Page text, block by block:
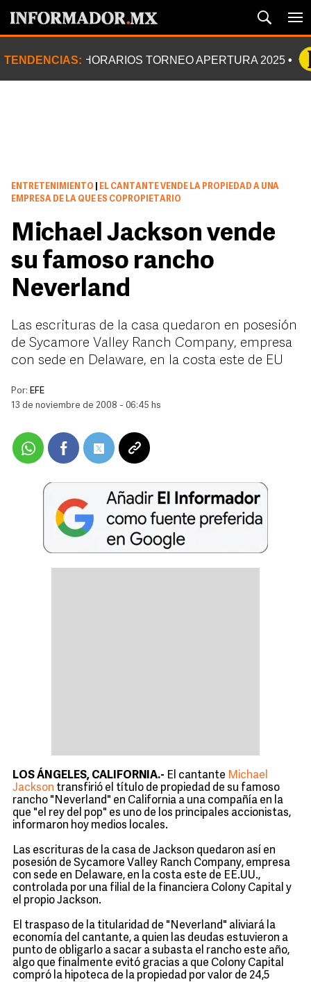
TENDENCIAS: HORARIOS TORNEO APERTURA 2025
ENTRETENIMIENTO
EL CANTANTE VENDE LA PROPIEDAD A UNA
EMPRESA DE LA QUE ES COPROPIETARIO
Michael Jackson vende
su famoso rancho
Neverland
Las escrituras de la casa quedaron en posesión
de Sycamore Valley Ranch Company, empresa
con sede en Delaware, en la costa este de EU
Por: EFE
13 de noviembre de 2008 - 06:45 hs
LOS ÁNGELES, CALIFORNIA.- El cantante Michael
Jackson transfirió el título de propiedad de su famoso
rancho "Neverland" en California a una compañía en la
que "el rey del pop" es uno de los principales accionistas,
informaron hoy medios locales.
Las escrituras de la casa de Jackson quedaron así en
posesión de Sycamore Valley Ranch Company, empresa
con sede en Delaware, en la costa este de EE.UU.,
controlada por una filial de la financiera Colony Capital y
el propio Jackson.
El traspaso de la titularidad de "Neverland" aliviará la
economía del cantante, a quien las deudas estuvieron a
punto de obligarlo a sacar a subasta el rancho este año,
algo que finalmente evitó gracias a que Colony Capital
compró la hipoteca de la propiedad por valor de 24,5